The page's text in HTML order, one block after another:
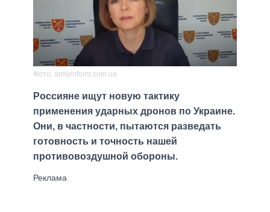
Фото: armyinform.com.ua
Россияне ищут новую тактику
применения ударных дронов по Украине.
Они, в частности, пытаются разведать
готовность и точность нашей
противовоздушной обороны.